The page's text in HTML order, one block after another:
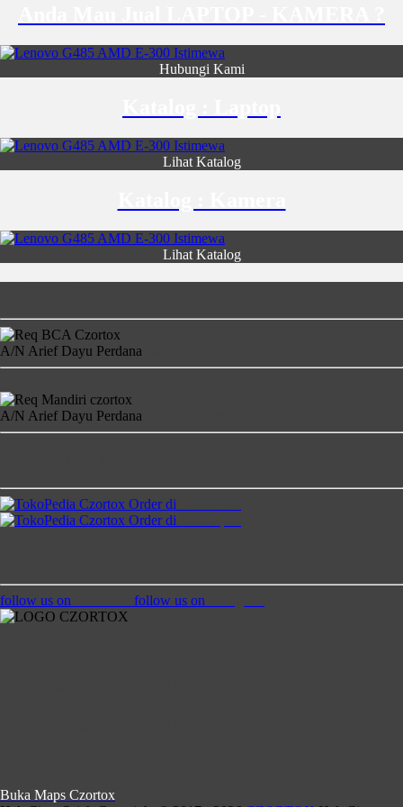
Hubungi Kami
Lihat Katalog
Lihat Katalog
A/N Arief Dayu Perdana
A/N Arief Dayu Perdana
Order di
Order di
follow us on follow us on
Buka Maps Czortox